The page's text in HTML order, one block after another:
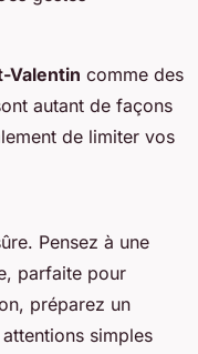
Valentin comme des
autant de façons
de limiter vos
Pensez à une
parfaite pour
préparez un
simples